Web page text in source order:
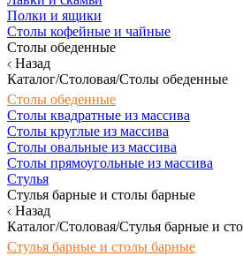
Полки и ящики
Столы кофейные и чайные
Столы обеденные
Назад
Каталог/Столовая/Столы обеденные
Столы обеденные
Столы квадратные из массива
Столы круглые из массива
Столы овальные из массива
Столы прямоугольные из массива
Стулья
Стулья барные и столы барные
Назад
Каталог/Столовая/Стулья барные и
Стулья барные и столы барные